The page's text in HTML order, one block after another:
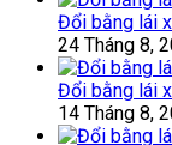
Đổi bằng lái
24 Tháng 8,
Đổi bằng lái
14 Tháng 8,